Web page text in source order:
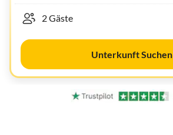
Unterkunft Suchen